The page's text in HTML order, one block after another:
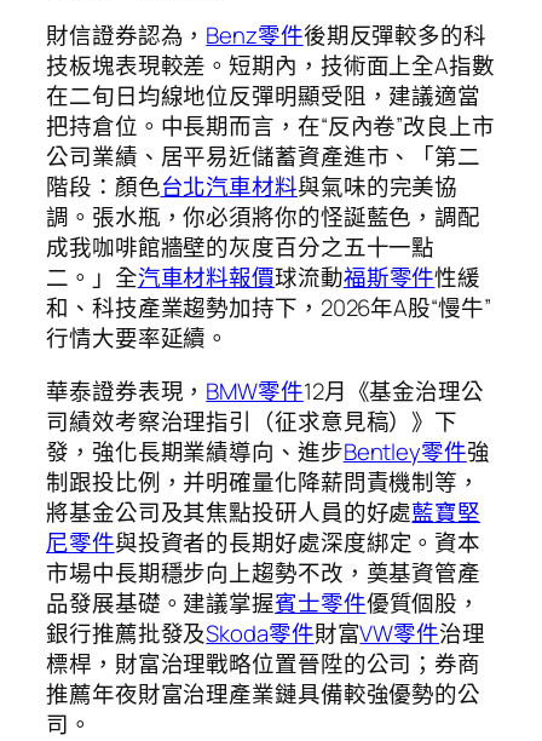
財信證券認為， Benz零件後期反彈較多的科
技板塊表現較差。短期內，技術面上全A指數
在二旬日均線地位反彈明顯受阻，建議適當
把持倉位。中長期而言，在“反內卷”改良上市
公司業績、居平易近儲蓄資產進市、「第二
階段：顏色台北汽車材料與氣味的完美協
調。張水瓶，你必須將你的怪誕藍色，調配
成我咖啡館牆壁的灰度百分之五十一點
二。」全汽車材料報價球流動福斯零件性緩
和、科技產業趨勢加持下，2026年A股“慢牛”
行情大要率延續。
華泰證券表現， BMW零件12月《基金治理公
司績效考察治理指引（征求意見稿）》下
發，強化長期業績導向、進步Bentley零件強
制跟投比例，并明確量化降薪問責機制等，
將基金公司及其焦點投研人員的好處藍寶堅
尼零件與投資者的長期好處深度綁定。資本
市場中長期穩步向上趨勢不改，奠基資管產
品發展基礎。建議掌握賓士零件優質個股，
銀行推薦批發及Skoda零件財富VW零件治理
標桿，財富治理戰略位置晉陞的公司；券商
推薦年夜財富治理產業鏈具備較強優勢的公
司。